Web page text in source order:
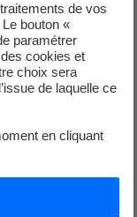
pour
des
laboratoire.
en
et analysés
de sûreté
de vos
bouton «
paramétrer
cookies et
choix sera
de laquelle ce
en cliquant